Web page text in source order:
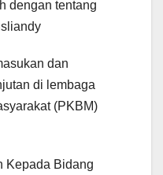
dengan tentang
dan
di lembaga
(PKBM)
Kepada Bidang